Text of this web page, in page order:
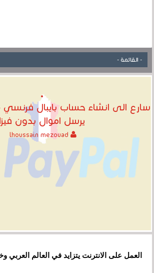
سارع الى انشاء حساب بايبال
يرسل اموال بدون فيزا‎
العمل على الانترنت يتزايد في العالم العربي